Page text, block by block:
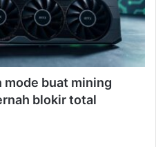
mode buat mining
blokir total